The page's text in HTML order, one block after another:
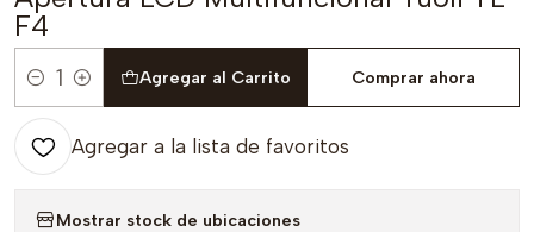
F4
Cantidad
Agregar al Carrito Comprar ahora
Agregar a la lista de favoritos
Mostrar stock de ubicaciones